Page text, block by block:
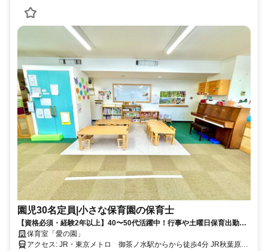
園児30名定員|小さな保育園の保育士
【資格必須・経験2年以上】40〜50代活躍中！行事や土曜日保育出勤・
月1回土曜日出勤あり｜御茶ノ水駅から徒歩4分でアクセス◎別途賞与年
３回あり 借上げ社宅可（最大13万円）
保育室「愛の園」
アクセス: JR・東京メトロ 御茶ノ水駅からから徒歩4分 JR秋葉原駅